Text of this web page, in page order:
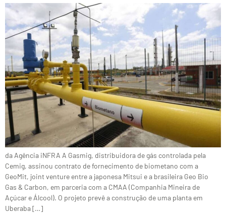
da Agência iNFRA A Gasmig, distribuidora de gás controlada pela
Cemig, assinou contrato de fornecimento de biometano com a
GeoMit, joint venture entre a japonesa Mitsui e a brasileira Geo Bio
Gas & Carbon, em parceria com a CMAA (Companhia Mineira de
Açúcar e Álcool). O projeto prevê a construção de uma planta em
Uberaba […]